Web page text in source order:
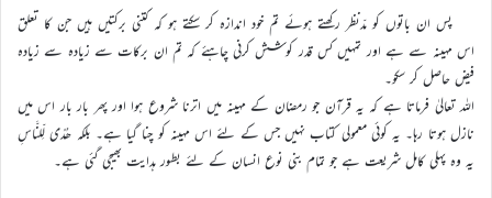
پس ان باتوں کو مدّنظر رکھتے ہوئے تم خود اندازہ کر سکتے ہو کہ کتنی برکتیں ہیں جن کا تعلق
اس مہینہ سے ہے اور تمہیں کس قدر کوشش کرنی چاہئے کہ تم ان برکات سے زیادہ سے زیادہ
فیض حاصل کر سکو۔
اللہ تعالیٰ فرماتا ہے کہ یہ قرآن جو رمضان کے مہینہ میں اترنا شروع ہوا اور پھر بار بار اس میں
نازل ہوتا رہا۔ یہ کوئی معمولی کتاب نہیں جس کے لئے اس مہینہ کو چنا گیا ہے۔ بلکہ ھُدًی لِّلنَّاسِ
یہ وہ پہلی کامل شریعت ہے جو تمام بنی نوع انسان کے لئے بطور ہدایت بھیجی گئی ہے۔